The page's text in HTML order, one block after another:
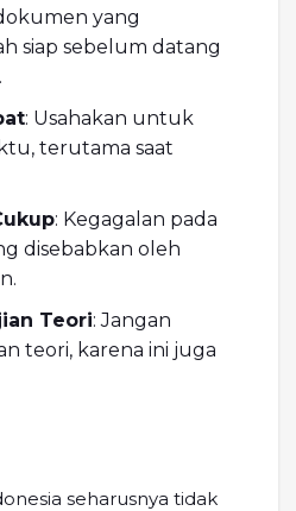
yang
siap sebelum datang
: Usahakan untuk
terutama saat
: Kegagalan pada
disebabkan oleh
Teori: Jangan
teori, karena ini juga
seharusnya tidak